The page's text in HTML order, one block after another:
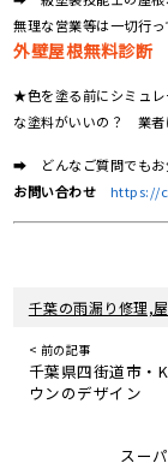
無理な営業等は一切行っ
外壁屋根無料診断
★色を塗る前にシミュ
な塗料がいいの？ 業者
➡ どんなご質問でもお
お問い合わせ
https://
千葉の雨漏り修理,
< 前の記事
千葉県四街道市
ウンのデザイン
スー